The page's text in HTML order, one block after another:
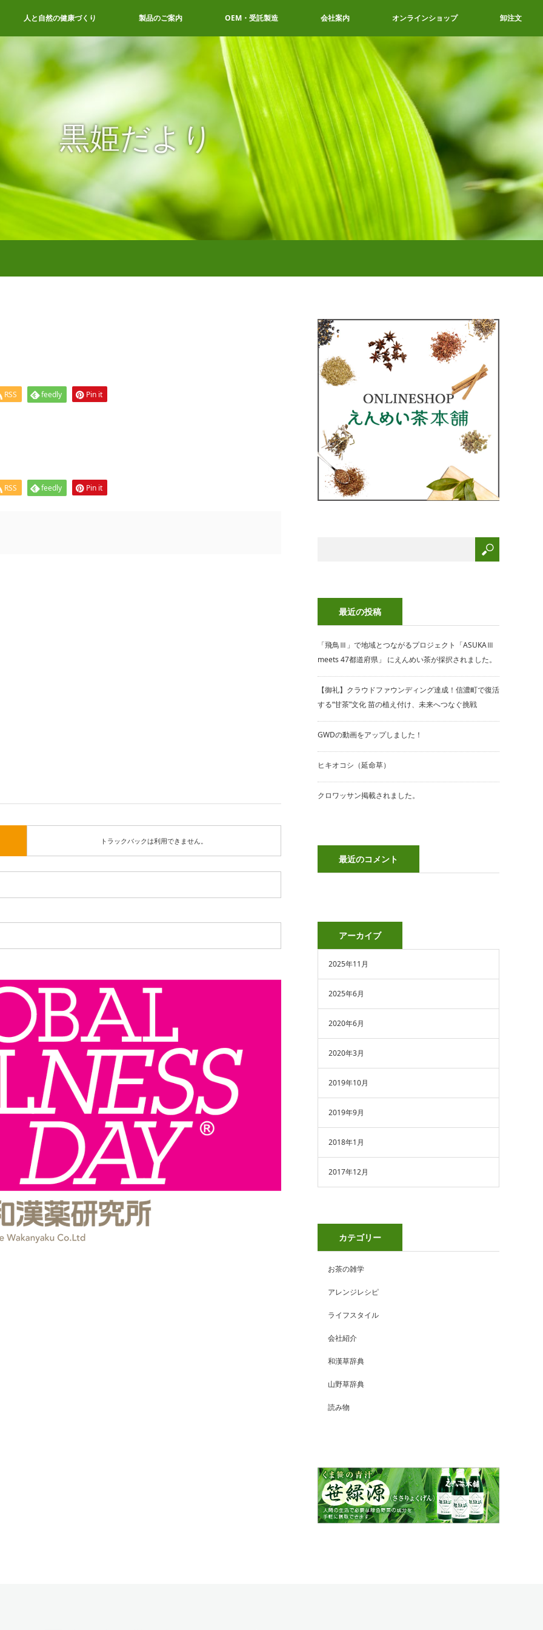
人と自然の健康づくり 製品のご案内 OEM・受託製造 会社案内 オンラインショップ 卸注文
黒姫だより
RSS feedly Pin it
RSS feedly Pin it
トラックバックは利用できません。
最近の投稿
「飛鳥Ⅲ」で地域とつながるプロジェクト「ASUKAⅢ
meets 47都道府県」 にえんめい茶が採択されました。
【御礼】クラウドファウンディング達成！信濃町で復活
する“甘茶”文化 苗の植え付け、未来へつなぐ挑戦
GWDの動画をアップしました！
ヒキオコシ（延命草）
クロワッサン掲載されました。
最近のコメント
アーカイブ
2025年11月
2025年6月
2020年6月
2020年3月
2019年10月
2019年9月
2018年1月
2017年12月
カテゴリー
お茶の雑学
アレンジレシピ
ライフスタイル
会社紹介
和漢草辞典
山野草辞典
読み物